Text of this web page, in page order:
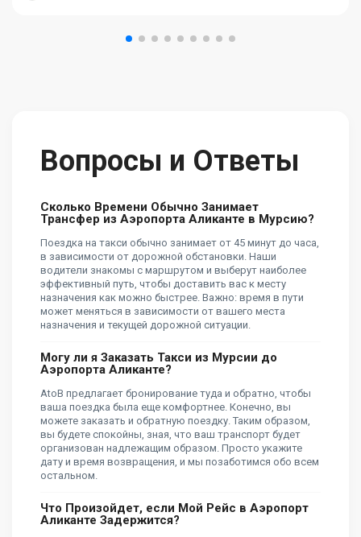
Вопросы и Ответы
Сколько Времени Обычно Занимает
Трансфер из Аэропорта Аликанте в Мурсию?
Поездка на такси обычно занимает от 45 минут до часа,
в зависимости от дорожной обстановки. Наши
водители знакомы с маршрутом и выберут наиболее
эффективный путь, чтобы доставить вас к месту
назначения как можно быстрее. Важно: время в пути
может меняться в зависимости от вашего места
назначения и текущей дорожной ситуации.
Могу ли я Заказать Такси из Мурсии до
Аэропорта Аликанте?
AtoB предлагает бронирование туда и обратно, чтобы
ваша поездка была еще комфортнее. Конечно, вы
можете заказать и обратную поездку. Таким образом,
вы будете спокойны, зная, что ваш транспорт будет
организован надлежащим образом. Просто укажите
дату и время возвращения, и мы позаботимся обо всем
остальном.
Что Произойдет, если Мой Рейс в Аэропорт
Аликанте Задержится?